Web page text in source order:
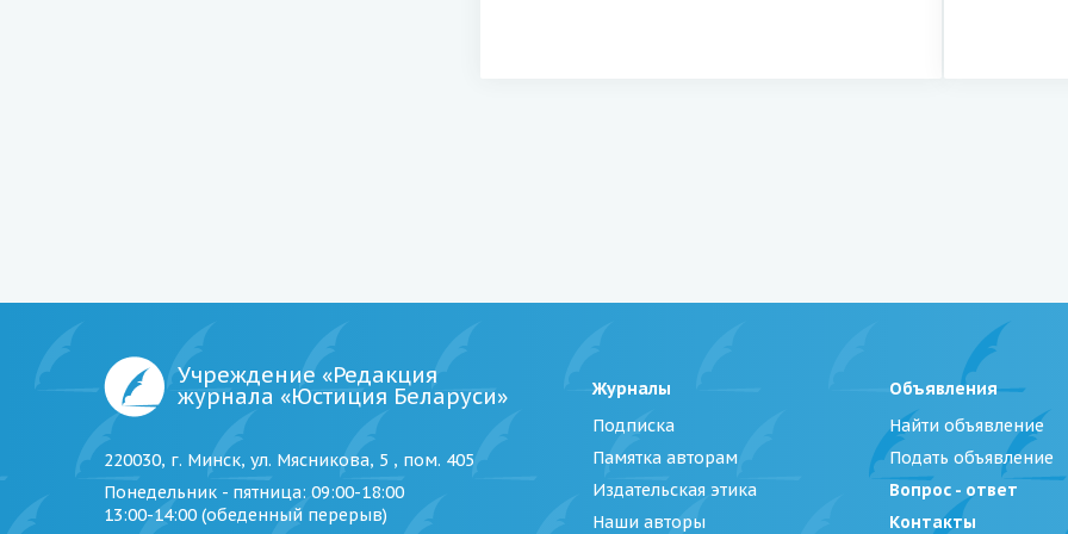
Учреждение «Редакция
журнала «Юстиция Беларуси»
220030, г. Минск, ул. Мясникова, 5 , пом. 405
Понедельник - пятница: 09:00-18:00
13:00-14:00 (обеденный перерыв)
Журналы
Подписка
Памятка авторам
Издательская этика
Наши авторы
Объявления
Найти объявление
Подать объявление
Вопрос - ответ
Контакты